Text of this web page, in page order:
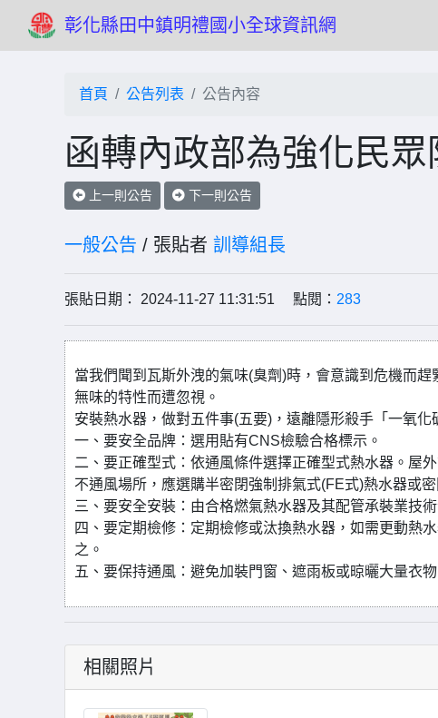
彰化縣田中鎮明禮國小全球資訊網
首頁 公告列表 公告內容
函轉內政部為強化民
上一則公告 下一則公告
一般公告 / 張貼者 訓導組長
張貼日期： 2024-11-27 11:31:51 點閱： 283
當我們聞到瓦斯外洩的氣味(臭劑)時，會意識到危機而
無味的特性而遭忽視。
安裝熱水器，做對五件事(五要)，遠離隱形殺手「一氧化
一、要安全品牌：選用貼有CNS檢驗合格標示。
二、要正確型式：依通風條件選擇正確型式熱水器。屋
不通風場所，應選購半密閉強制排氣式(FE式)熱水器或
三、要安全安裝：由合格燃氣熱水器及其配管承裝業技
四、要定期檢修：定期檢修或汰換熱水器，如需更動熱
之。
五、要保持通風：避免加裝門窗、遮雨板或晾曬大量衣物
相關照片